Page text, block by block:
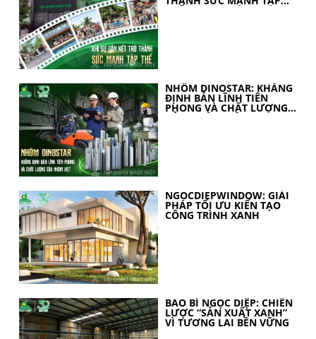
THỂ
NHÔM DINOSTAR: KHẲNG
ĐỊNH BẢN LĨNH TIÊN
PHONG VÀ CHẤT LƯỢNG
CỦA NHÔM VIỆT
NGOCDIEPWINDOW: GIẢI
PHÁP TỐI ƯU KIẾN TẠO
CÔNG TRÌNH XANH
BAO BÌ NGỌC DIỆP: CHIẾN
LƯỢC “SẢN XUẤT XANH”
VÌ TƯƠNG LAI BỀN VỮNG